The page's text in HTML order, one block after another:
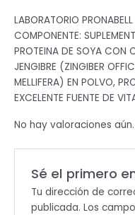
LABORATORIO PRONABELL
COMPONENTE:
PROTEINA DE SOYA CON
JENGIBRE (ZINGIBER
MELLIFERA) EN POLVO,
EXCELENTE FUENTE DE
No hay valoraciones aún.
Sé el primero
Tu dirección de
publicada. Los